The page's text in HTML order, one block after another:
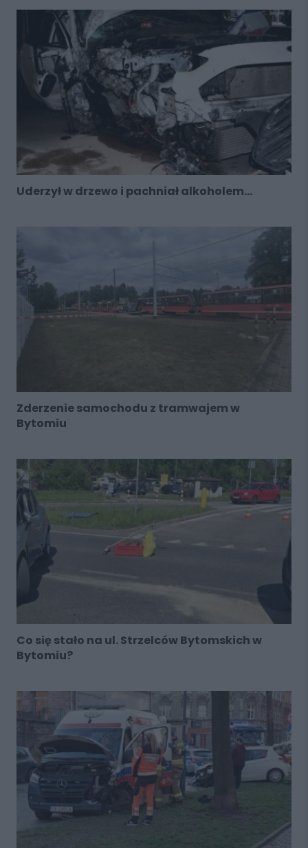
Uderzył w drzewo i pachniał alkoholem...
Zderzenie samochodu z tramwajem w
Bytomiu
Co się stało na ul. Strzelców Bytomskich w
Bytomiu?